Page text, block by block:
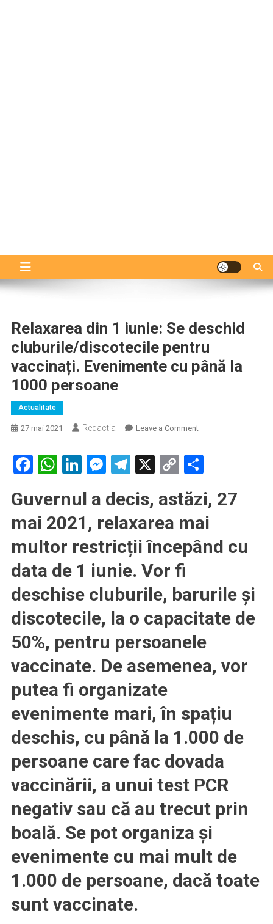
Relaxarea din 1 iunie: Se deschid
cluburile/discotecile pentru
vaccinați. Evenimente cu până la
1000 persoane
Actualitate
27 mai 2021 Redactia Leave a Commenton
din
1
Se
cluburile/discotecile
pentru
vaccinați.
până
la
1000
persoane
Facebook
WhatsApp
LinkedIn
Messenger
Telegram
X Copy
Guvernul a decis, astăzi, 27
mai 2021, relaxarea mai
multor restricții începând cu
data de 1 iunie. Vor fi
deschise cluburile, barurile și
discotecile, la o capacitate de
50%, pentru persoanele
vaccinate. De asemenea, vor
putea fi organizate
evenimente mari, în spațiu
deschis, cu până la 1.000 de
persoane care fac dovada
vaccinării, a unui test PCR
negativ sau că au trecut prin
boală. Se pot organiza și
evenimente cu mai mult de
1.000 de persoane, dacă toate
sunt vaccinate.